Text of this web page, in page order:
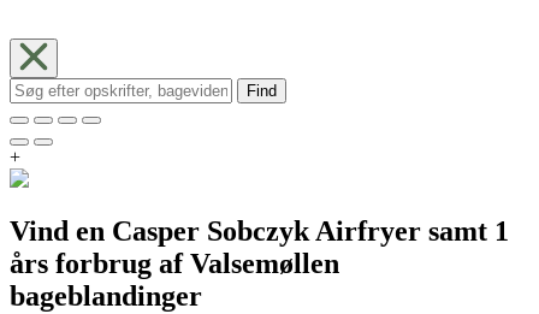
Find
+
Vind en Casper Sobczyk Airfryer samt 1
års forbrug af Valsemøllen
bageblandinger